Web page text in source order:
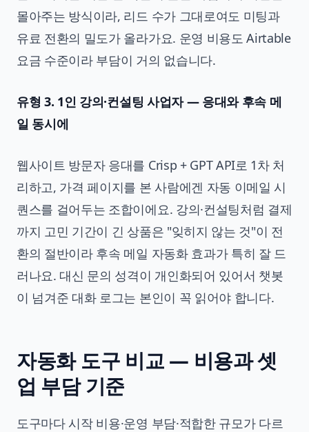
몰아주는 방식이라, 리드 수가 그대로여도 미팅과
유료 전환의 밀도가 올라가요. 운영 비용도 Airtable
요금 수준이라 부담이 거의 없습니다.
유형 3. 1인 강의·컨설팅 사업자 — 응대와 후속 메
일 동시에
웹사이트 방문자 응대를 Crisp + GPT API로 1차 처
리하고, 가격 페이지를 본 사람에겐 자동 이메일 시
퀀스를 걸어두는 조합이에요. 강의·컨설팅처럼 결제
까지 고민 기간이 긴 상품은 "잊히지 않는 것"이 전
환의 절반이라 후속 메일 자동화 효과가 특히 잘 드
러나요. 대신 문의 성격이 개인화되어 있어서 챗봇
이 넘겨준 대화 로그는 본인이 꼭 읽어야 합니다.
자동화 도구 비교 — 비용과 셋
업 부담 기준
도구마다 시작 비용·운영 부담·적합한 규모가 다르